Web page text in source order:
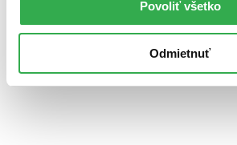
Povoliť všetko
Odmietnuť